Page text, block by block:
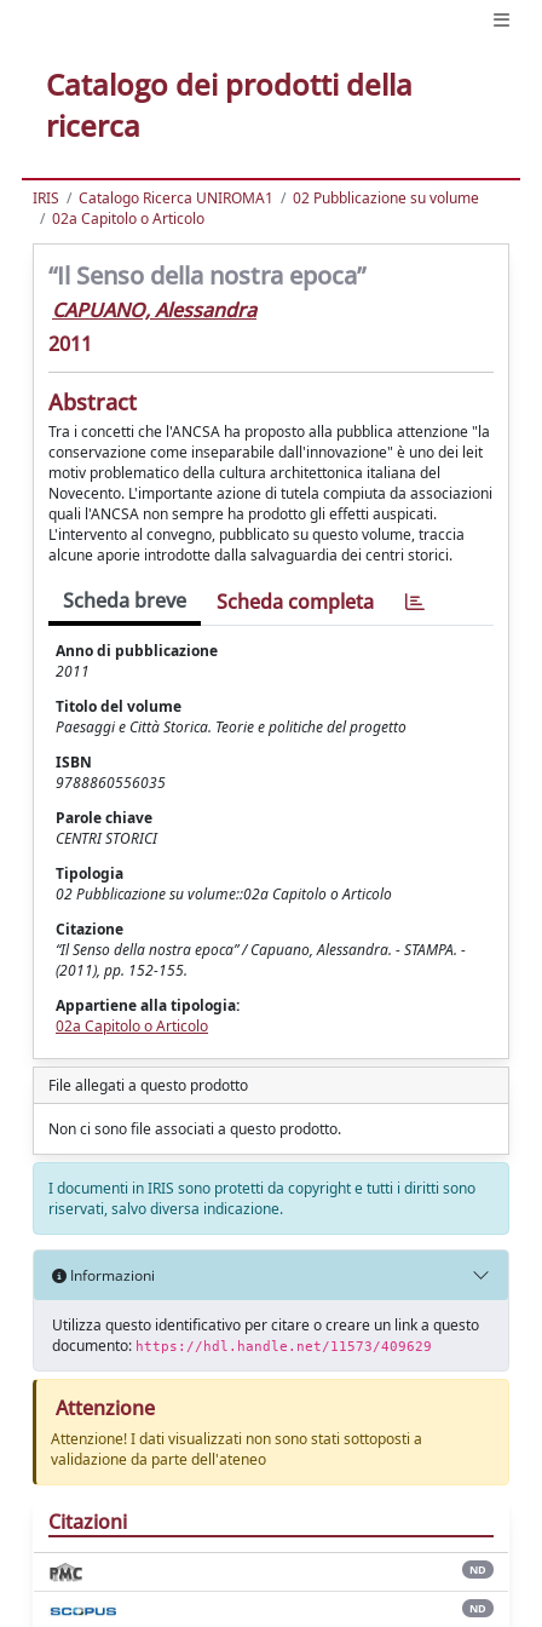
Catalogo dei prodotti della
ricerca
IRIS Catalogo Ricerca UNIROMA1
02 Pubblicazione su volume
02a Capitolo o Articolo
“Il Senso della nostra epoca”
CAPUANO, Alessandra
2011
Abstract
Tra i concetti che l'ANCSA ha proposto alla pubblica attenzione "la
conservazione come inseparabile dall'innovazione" è uno dei leit
motiv problematico della cultura architettonica italiana del
Novecento. L'importante azione di tutela compiuta da associazioni
quali l'ANCSA non sempre ha prodotto gli effetti auspicati.
L'intervento al convegno, pubblicato su questo volume, traccia
alcune aporie introdotte dalla salvaguardia dei centri storici.
Scheda breve Scheda completa
Anno di pubblicazione
2011
Titolo del volume
Paesaggi e Città Storica. Teorie e politiche del progetto
ISBN
9788860556035
Parole chiave
CENTRI STORICI
Tipologia
02 Pubblicazione su volume::02a Capitolo o Articolo
Citazione
“Il Senso della nostra epoca” / Capuano, Alessandra. - STAMPA. -
(2011), pp. 152-155.
Appartiene alla tipologia:
02a Capitolo o Articolo
File allegati a questo prodotto
Non ci sono file associati a questo prodotto.
I documenti in IRIS sono protetti da copyright e tutti i diritti sono
riservati, salvo diversa indicazione.
Informazioni
Utilizza questo identificativo per citare o creare un link a questo
documento: https://hdl.handle.net/11573/409629
Attenzione
Attenzione! I dati visualizzati non sono stati sottoposti a
validazione da parte dell'ateneo
Citazioni
ND
ND